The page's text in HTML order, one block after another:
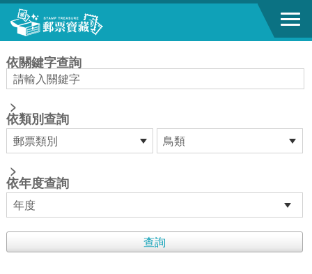
跳到主要內容區塊
依關鍵字查詢
>
依類別查詢
>
依年度查詢